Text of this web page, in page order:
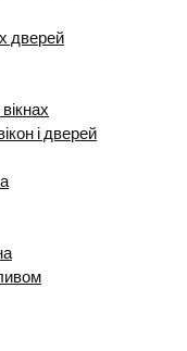
дверей
і дверей